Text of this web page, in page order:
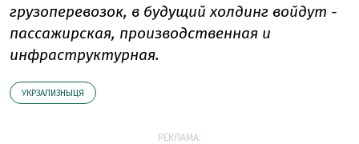
грузоперевозок, в будущий холдинг войдут -
пассажирская, производственная и
инфраструктурная.
УКРЗАЛИЗНЫЦЯ
РЕКЛАМА: